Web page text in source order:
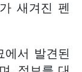
새겨진 펜
서 발견된